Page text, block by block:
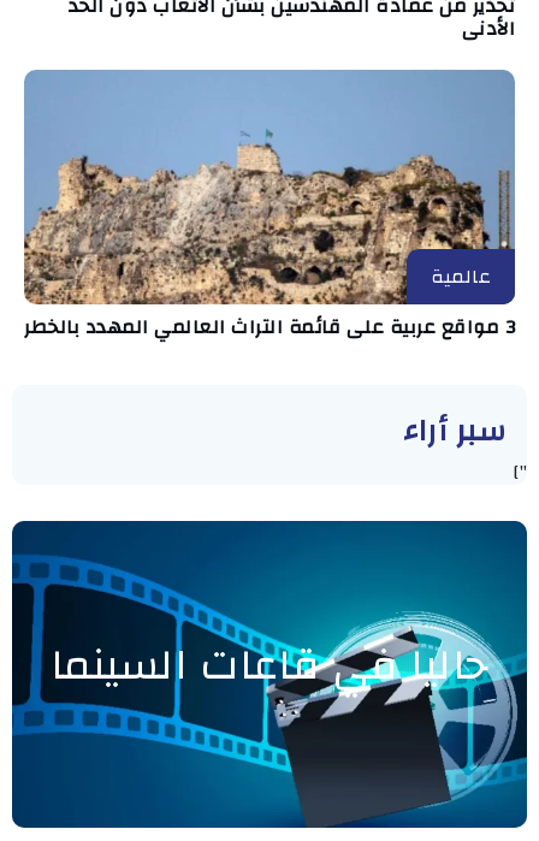
الأدنى
عالمية
3 مواقع عربية على قائمة التراث العالمي المهدد بالخطر
سبر أراء
"]
حاليا في قاعات السينما